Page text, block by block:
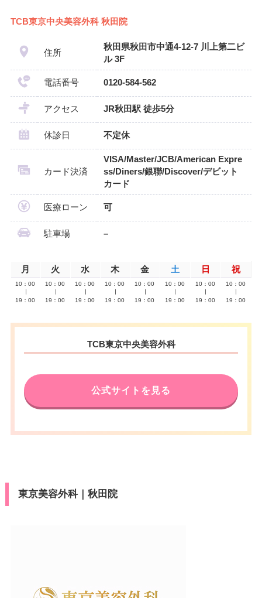
TCB東京中央美容外科 秋田院
住所
秋田県秋田市中通4-12-7 川上第二ビ
ル 3F
電話番号 0120-584-562
アクセス JR秋田駅 徒歩5分
休診日 不定休
カード決済
VISA/Master/JCB/American Expre
ss/Diners/銀聯/Discover/デビット
カード
医療ローン 可
駐車場 –
月 火 水 木 金 土 日 祝
10：00
19：00
10：00
19：00
10：00
19：00
10：00
19：00
10：00
19：00
10：00
19：00
10：00
19：00
10：00
19：00
TCB東京中央美容外科
公式サイトを見る
東京美容外科｜秋田院